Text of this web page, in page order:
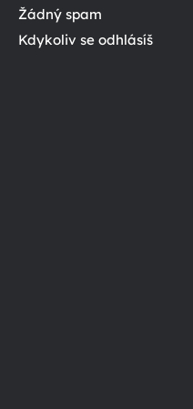
Žádný spam
Kdykoliv se odhlásíš